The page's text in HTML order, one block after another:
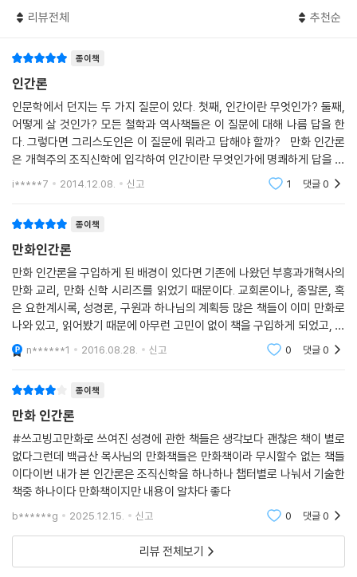
리뷰전체 추천순
종이책
인간론
인문학에서 던지는 두 가지 질문이 있다. 첫째, 인간이란 무엇인가? 둘째,
어떻게 살 것인가? 모든 철학과 역사책들은 이 질문에 대해 나름 답을 한
다. 그렇다면 그리스도인은 이 질문에 뭐라고 답해야 할까? 만화 인간론
은 개혁주의 조직신학에 입각하여 인간이란 무엇인가에 명쾌하게 답을 한
다. 인간은 하나님의 형상으로 왕, 선지자, 제사장 역할을 맡은 자로 창조되
i*****7 2014.12.08. 신고 1 댓글0
종이책
만화인간론
만화 인간론을 구입하게 된 배경이 있다면 기존에 나왔던 부흥과개혁사의
만화 교리, 만화 신학 시리즈를 읽었기 때문이다. 교회론이나, 종말론, 혹
은 요한계시록, 성경론, 구원과 하나님의 계획등 많은 책들이 이미 만화로
나와 있고, 읽어봤기 때문에 아무런 고민이 없이 책을 구입하게 되었고, 읽
게 되었다. 기존에 검증이 된 것이라고 생각하기 때문이다. 인간이 어떠한
존재인지, 또
n******1 2016.08.28. 신고 0 댓글0
종이책
만화 인간론
#쓰고빙고만화로 쓰여진 성경에 관한 책들은 생각보다 괜찮은 책이 별로
없다그런데 백금산 목사님의 만화책들은 만화책이라 무시할수 없는 책들
이다이번 내가 본 인간론은 조직신학을 하나하나 챕터별로 나눠서 기술한
책중 하나이다 만화책이지만 내용이 알차다 좋다
b******g 2025.12.15. 신고 0 댓글0
리뷰 전체보기